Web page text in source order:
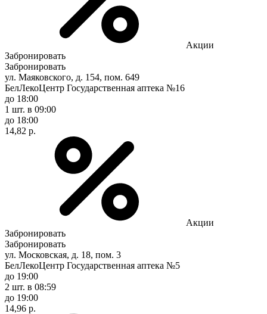
Акции
Забронировать
Забронировать
ул. Маяковского, д. 154, пом. 649
БелЛекоЦентр Государственная аптека №16
до 18:00
1 шт. в 09:00
до 18:00
14,82 р.
Акции
Забронировать
Забронировать
ул. Московская, д. 18, пом. 3
БелЛекоЦентр Государственная аптека №5
до 19:00
2 шт. в 08:59
до 19:00
14,96 р.